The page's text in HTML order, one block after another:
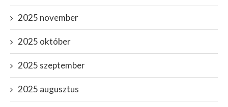
2025 november
2025 október
2025 szeptember
2025 augusztus